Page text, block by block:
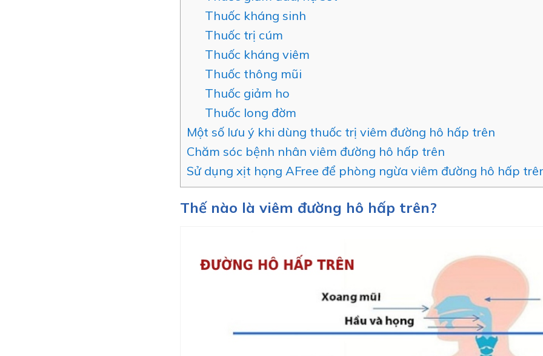
Thuốc kháng sinh
Thuốc trị cúm
Thuốc kháng viêm
Thuốc thông mũi
Thuốc giảm ho
Thuốc long đờm
Một số lưu ý khi dùng thuốc trị viêm đường hô hấp trên
Chăm sóc bệnh nhân viêm đường hô hấp trên
Sử dụng xịt họng AFree để phòng ngừa viêm đường hô hấp
Thế nào là viêm đường hô hấp trên?